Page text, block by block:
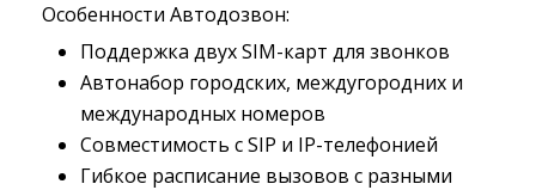
Особенности Автодозвон:
Поддержка двух SIM-карт для звонков
Автонабор городских, междугородних и
международных номеров
Совместимость с SIP и IP-телефонией
Гибкое расписание вызовов с разными